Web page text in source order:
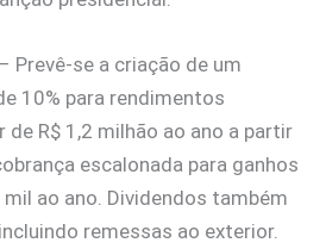
– Prevê-se a criação de um
10% para rendimentos
R$ 1,2 milhão ao ano a partir
escalonada para ganhos
ao ano. Dividendos também
remessas ao exterior.